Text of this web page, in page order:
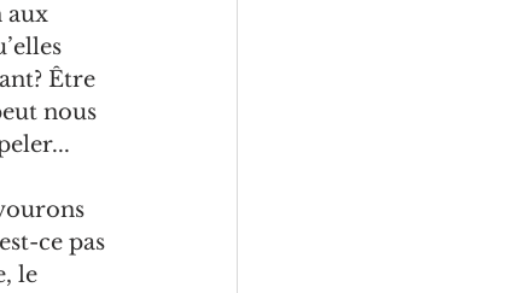
aux
Être
nous
ce pas
le